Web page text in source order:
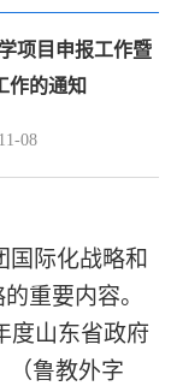
项目申报工作暨
作的通知
08
国际化战略和
重要内容。
度山东省政府
（鲁教外字